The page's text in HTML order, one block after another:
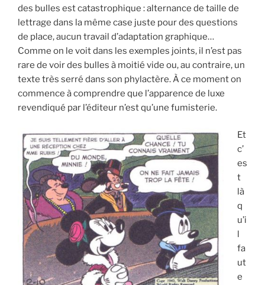
des bulles est catastrophique : alternance de taille de
lettrage dans la même case juste pour des questions
de place, aucun travail d’adaptation graphique…
Comme on le voit dans les exemples joints, il n’est pas
rare de voir des bulles à moitié vide ou, au contraire, un
texte très serré dans son phylactère. À ce moment on
commence à comprendre que l’apparence de luxe
revendiqué par l’éditeur n’est qu’une fumisterie.
Et
c’
es
t
là
q
u’i
l
fa
ut
e